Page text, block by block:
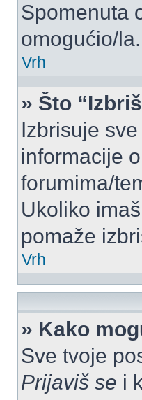
Spomenuta
omogućio/la.
Vrh
» Što
Izbrisuje
informacije
forumima/
Ukoliko
pomaže
Vrh
» Kako
Sve tvoje
Prijaviš se i